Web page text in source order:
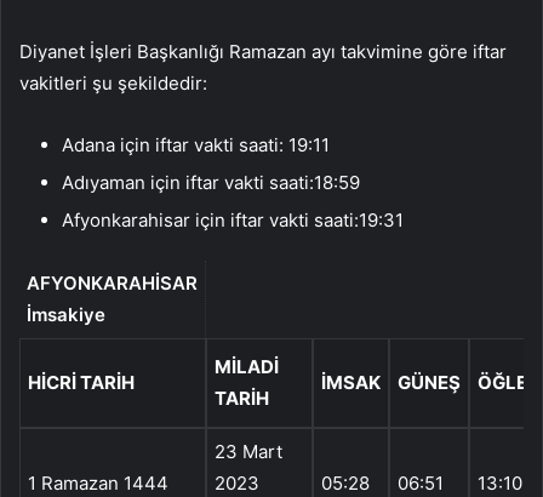
Diyanet İşleri Başkanlığı Ramazan ayı takvimine göre iftar
vakitleri şu şekildedir:
Adana için iftar vakti saati: 19:11
Adıyaman için iftar vakti saati:18:59
Afyonkarahisar için iftar vakti saati:19:31
AFYONKARAHİSAR
İmsakiye
HICRI TARIH
MILADI
TARIH
İMSAK GÜNEŞ ÖĞLE
1 Ramazan 1444
23 Mart
2023
05:28 06:51 13:10